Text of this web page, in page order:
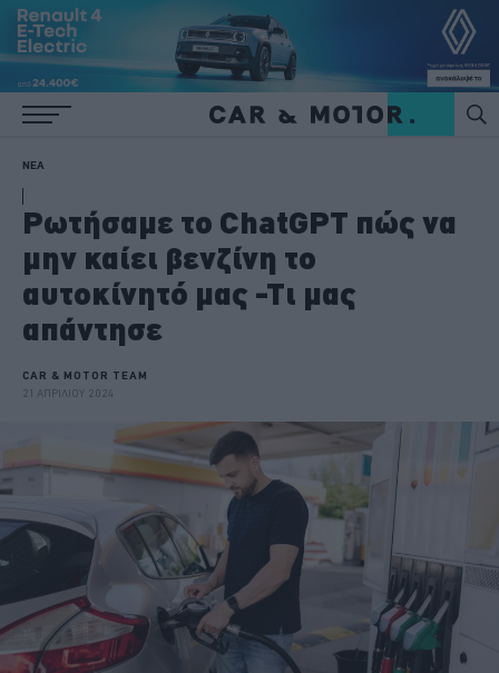
ΝΕΑ
Ρωτήσαμε το ChatGPT πώς να
μην καίει βενζίνη το
αυτοκίνητό μας -Τι μας
απάντησε
CAR & MOTOR TEAM
21 ΑΠΡΙΛΙΟΥ 2024